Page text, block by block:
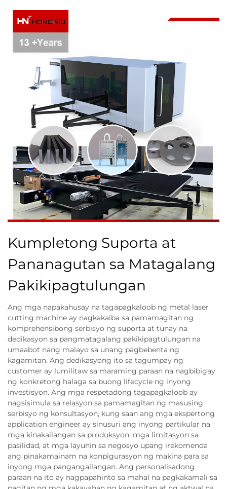
Kumpletong Suporta at
Pananagutan sa Matagalang
Pakikipagtulungan
Ang mga napakahusay na tagapagkaloob ng metal laser
cutting machine ay nagkakaiba sa pamamagitan ng
komprehensibong serbisyo ng suporta at tunay na
dedikasyon sa pangmatagalang pakikipagtulungan na
umaabot nang malayo sa unang pagbebenta ng
kagamitan. Ang dedikasyong ito sa tagumpay ng
customer ay lumilitaw sa maraming paraan na nagbibigay
ng konkretong halaga sa buong lifecycle ng inyong
investisyon. Ang mga respetadong tagapagkaloob ay
nagsisimula sa relasyon sa pamamagitan ng masusing
serbisyo ng konsultasyon, kung saan ang mga ekspertong
application engineer ay sinusuri ang inyong partikular na
mga kinakailangan sa produksyon, mga limitasyon sa
pasilidad, at mga layunin sa negosyo upang irekomenda
ang pinakamainam na konpigurasyon ng makina para sa
inyong mga pangangailangan. Ang personalisadong
paraan na ito ay nagpapahinto sa mahal na pagkakamali sa